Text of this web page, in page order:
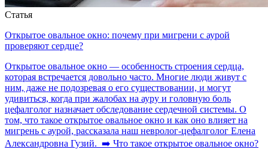
Статья
Открытое овальное окно: почему при мигрени с аурой
проверяют сердце?
Открытое овальное окно — особенность строения сердца,
которая встречается довольно часто. Многие люди живут с
ним, даже не подозревая о его существовании, и могут
удивиться, когда при жалобах на ауру и головную боль
цефалголог назначает обследование сердечной системы. О
том, что такое открытое овальное окно и как оно влияет на
мигрень с аурой, рассказала наш невролог-цефалголог Елена
Александровна Гузий. ➡️ Что такое открытое овальное окно?